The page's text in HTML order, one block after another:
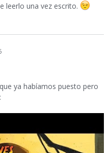
leerlo una vez escrito.
ya habíamos puesto pero